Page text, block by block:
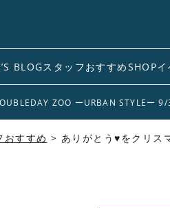
BLOGスタッフおすすめSHOPイ
ZOO ーURBAN STYLEー 9/
おすすめ ありがとう♥をクリス